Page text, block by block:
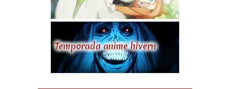
Temporada anime hivern